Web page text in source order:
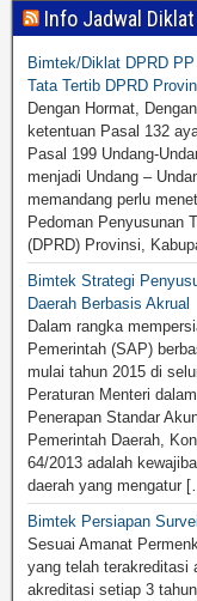
Info Jadwal
Bimtek/Diklat DPRD
Tata Tertib DPRD
Dengan Hormat,
ketentuan Pasal 132
Pasal 199 Undang-
menjadi Undang –
memandang perlu
Pedoman Penyusunan
(DPRD) Provinsi,
Bimtek Strategi
Daerah Berbasis Akrual
Dalam rangka
Pemerintah (SAP)
mulai tahun 2015 di
Peraturan Menteri
Penerapan Standar
Pemerintah Daerah,
64/2013 adalah
daerah yang mengatur
Bimtek Persiapan
Sesuai Amanat
yang telah terakreditasi
akreditasi setiap 3